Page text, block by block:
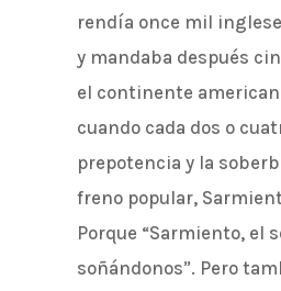
rendía once mil
y mandaba después
el continente
cuando cada dos o
prepotencia y la
freno popular,
Porque “Sarmiento, el
soñándonos”. Pero